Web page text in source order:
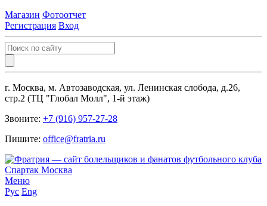
Магазин Фотоотчет
Регистрация Вход
г. Москва, м. Автозаводская, ул. Ленинская слобода, д.26,
стр.2 (ТЦ "Глобал Молл", 1-й этаж)
Звоните: +7 (916) 957-27-28
Пишите: office@fratria.ru
Меню
Рус Eng